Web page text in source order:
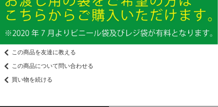
この商品を友達に教える
この商品について問い合わせる
買い物を続ける